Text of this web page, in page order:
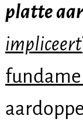
platte
impliceert